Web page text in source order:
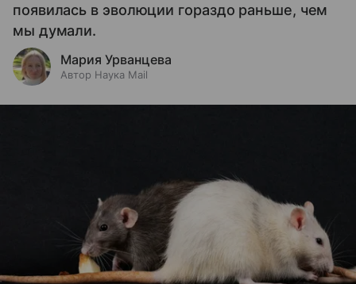
появилась в эволюции гораздо раньше, чем
мы думали.
Мария Урванцева
Автор Наука Mail